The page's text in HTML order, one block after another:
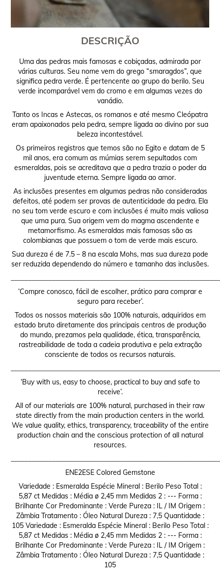
DESCRIÇÃO
Uma das pedras mais famosas e cobiçadas, admirada por
várias culturas. Seu nome vem do grego “smaragdos”, que
significa pedra verde. É pertencente ao grupo do berilo. Seu
verde incomparável vem do cromo e em algumas vezes do
vanádio.
Tanto os Incas e Astecas, os romanos e até mesmo Cleópatra
eram apaixonados pela pedra, sempre ligada ao divino por sua
beleza incontestável.
Os primeiros registros que temos são no Egito e datam de 5
mil anos, era comum as múmias serem sepultados com
esmeraldas, pois se acreditava que a pedra trazia o poder da
juventude eterna. Sempre ligada ao amor.
As inclusões presentes em algumas pedras não consideradas
defeitos, até podem ser provas de autenticidade da pedra. Ela
no seu tom verde escuro e com inclusões é muito mais valiosa
que uma pura. Sua origem vem do magma ascendente e
metamorfismo. As esmeraldas mais famosas são as
colombianas que possuem o tom de verde mais escuro.
Sua dureza é de 7.5 – 8 na escala Mohs, mas sua dureza pode
ser reduzida dependendo do número e tamanho das inclusões.
‘Compre conosco, fácil de escolher, prático para comprar e
seguro para receber’.
Todos os nossos materiais são 100% naturais, adquiridos em
estado bruto diretamente dos principais centros de produção
do mundo, prezamos pela qualidade, ética, transparência,
rastreabilidade de toda a cadeia produtiva e pela extração
consciente de todos os recursos naturais.
‘Buy with us, easy to choose, practical to buy and safe to
receive’.
All of our materials are 100% natural, purchased in their raw
state directly from the main production centers in the world.
We value quality, ethics, transparency, traceability of the entire
production chain and the conscious protection of all natural
resources.
ENE2ESE Colored Gemstone
Variedade : Esmeralda Espécie Mineral : Berilo Peso Total :
5,87 ct Medidas : Média ø 2,45 mm Medidas 2 : --- Forma :
Brilhante Cor Predominante : Verde Pureza : IL / IM Origem :
Zâmbia Tratamento : Óleo Natural Dureza : 7,5 Quantidade :
105 Variedade : Esmeralda Espécie Mineral : Berilo Peso Total :
5,87 ct Medidas : Média ø 2,45 mm Medidas 2 : --- Forma :
Brilhante Cor Predominante : Verde Pureza : IL / IM Origem :
Zâmbia Tratamento : Óleo Natural Dureza : 7,5 Quantidade :
105